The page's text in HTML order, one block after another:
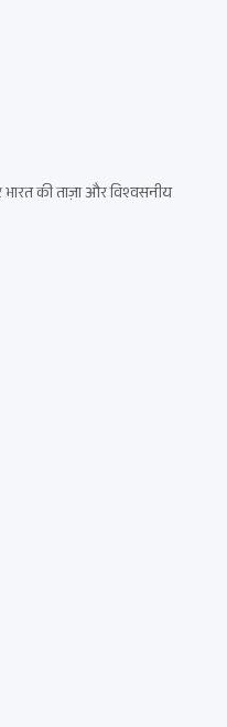
की ताज़ा और विश्वसनीय